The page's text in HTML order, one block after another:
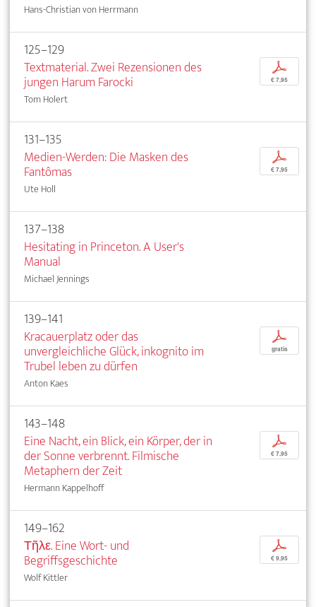
Hans-Christian von Herrmann
125–129
Textmaterial. Zwei Rezensionen des
jungen Harum Farocki
Tom Holert
p
€ 7,95
131–135
Medien-Werden: Die Masken des
Fantômas
Ute Holl
p
€ 7,95
137–138
Hesitating in Princeton. A User's
Manual
Michael Jennings
139–141
Kracauerplatz oder das
unvergleichliche Glück, inkognito im
Trubel leben zu dürfen
Anton Kaes
p
gratis
143–148
Eine Nacht, ein Blick, ein Körper, der in
der Sonne verbrennt. Filmische
Metaphern der Zeit
Hermann Kappelhoff
p
€ 7,95
149–162
Τῆλε. Eine Wort- und
Begriffsgeschichte
Wolf Kittler
p
€ 9,95